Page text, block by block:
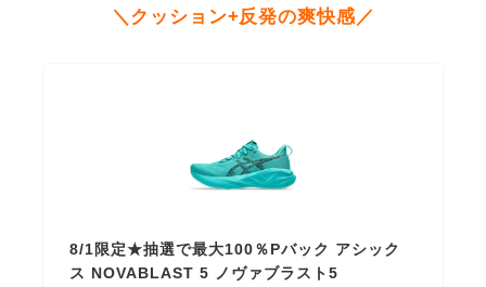
＼クッション+反発の爽快感／
8/1限定★抽選で最大100％Pバック アシック
ス NOVABLAST 5 ノヴァブラスト5